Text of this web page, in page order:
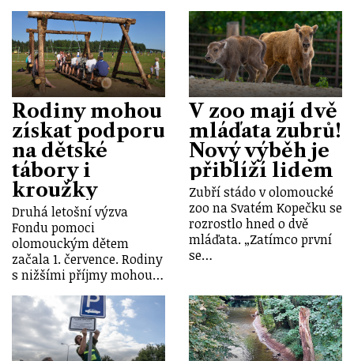
Rodiny mohou
získat podporu
na dětské
tábory i
kroužky
Druhá letošní výzva
Fondu pomoci
olomouckým dětem
začala 1. července. Rodiny
s nižšími příjmy mohou…
V zoo mají dvě
mláďata zubrů!
Nový výběh je
přiblíží lidem
Zubří stádo v olomoucké
zoo na Svatém Kopečku se
rozrostlo hned o dvě
mláďata. „Zatímco první
se…